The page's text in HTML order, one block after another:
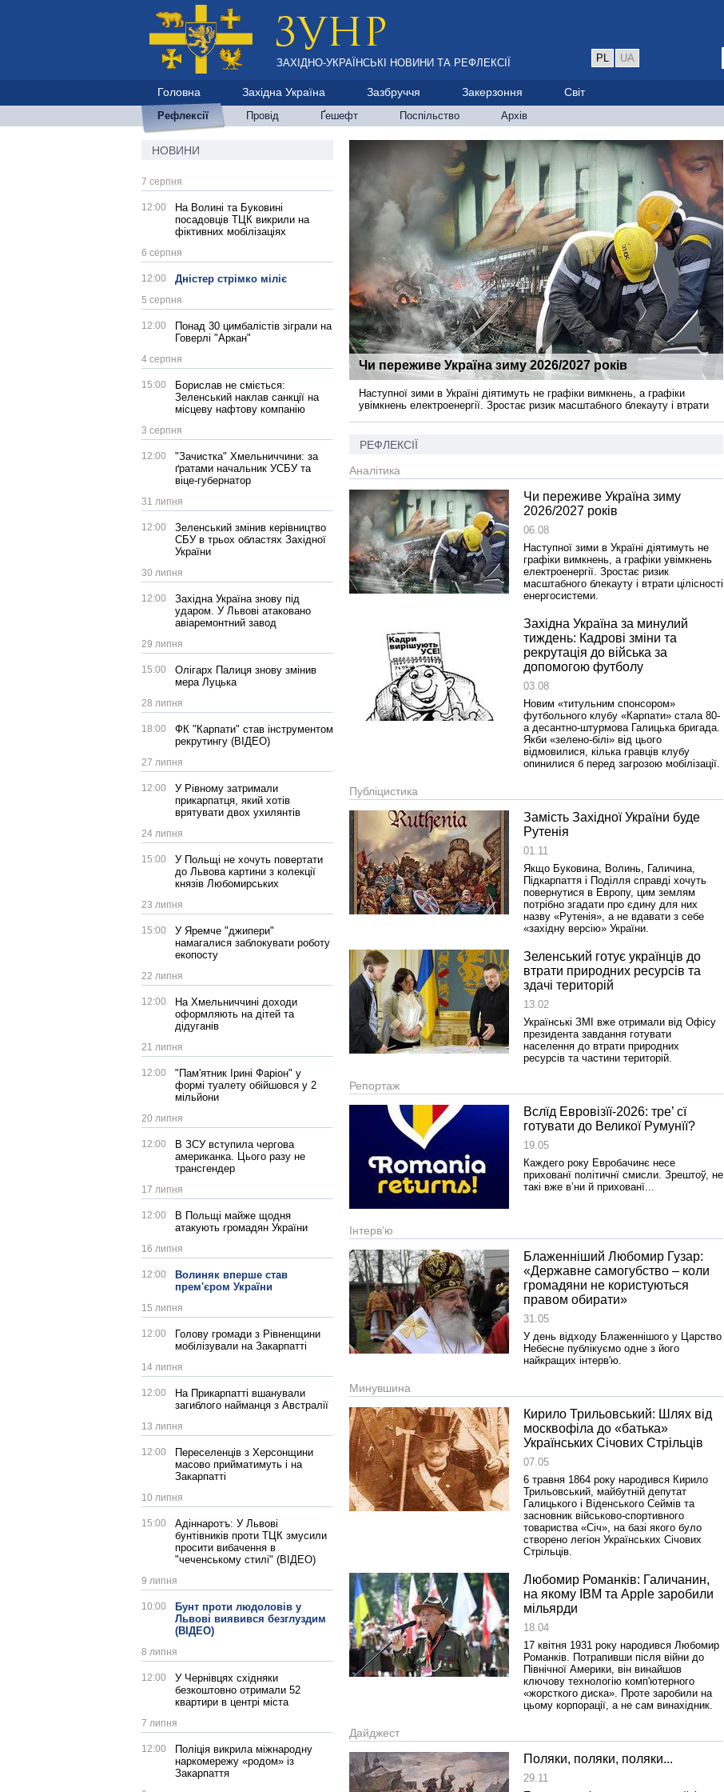
ЗАХІДНО-УКРАЇНСЬКІ НОВИНИ ТА РЕФЛЕКСІЇ PL UA
Головна Західна Україна Зазбруччя Закерзоння Світ
Рефлексії Провід Ґешефт Поспільство Архів
НОВИНИ
7 серпня
12:00
На Волині та Буковині
посадовців ТЦК викрили на
фіктивних мобілізаціях
6 серпня
12:00 Дністер стрімко міліє
5 серпня
12:00
Понад 30 цимбалістів зіграли на
Говерлі "Аркан"
4 серпня
15:00
Борислав не сміється:
Зеленський наклав санкції на
місцеву нафтову компанію
3 серпня
12:00
"Зачистка" Хмельниччини: за
ґратами начальник УСБУ та
віце-губернатор
31 липня
12:00
Зеленський змінив керівництво
СБУ в трьох областях Західної
України
30 липня
12:00
Західна Україна знову під
ударом. У Львові атаковано
авіаремонтний завод
29 липня
15:00
Олігарх Палиця знову змінив
мера Луцька
28 липня
18:00
ФК "Карпати" став інструментом
рекрутингу (ВІДЕО)
27 липня
12:00
У Рівному затримали
прикарпатця, який хотів
врятувати двох ухилянтів
24 липня
15:00
У Польщі не хочуть повертати
до Львова картини з колекції
князів Любомирських
23 липня
15:00
У Яремче "джипери"
намагалися заблокувати роботу
екопосту
22 липня
12:00
На Хмельниччині доходи
оформляють на дітей та
дідуганів
21 липня
12:00
"Пам'ятник Ірині Фаріон" у
формі туалету обійшовся у 2
мільйони
20 липня
12:00
В ЗСУ вступила чергова
американка. Цього разу не
трансгендер
17 липня
12:00
В Польщі майже щодня
атакують громадян України
16 липня
12:00
Волиняк вперше став
прем'єром України
15 липня
12:00
Голову громади з Рівненщини
мобілізували на Закарпатті
14 липня
12:00
На Прикарпатті вшанували
загиблого найманця з Австралії
13 липня
12:00
Переселенців з Херсонщини
масово прийматимуть і на
Закарпатті
10 липня
15:00
Адіннаротъ: У Львові
бунтівників проти ТЦК змусили
просити вибачення в
"чеченському стилі" (ВІДЕО)
9 липня
10:00
Бунт проти людоловів у
Львові виявився безглуздим
(ВІДЕО)
8 липня
12:00
У Чернівцях східняки
безкоштовно отримали 52
квартири в центрі міста
7 липня
12:00
Поліція викрила міжнародну
наркомережу «родом» із
Закарпаття
Чи переживе Україна зиму 2026/2027 років
Наступної зими в Україні діятимуть не графіки вимкнень, а графіки
увімкнень електроенергії. Зростає ризик масштабного блекауту і втрати
РЕФЛЕКСІЇ
Аналітика
Чи переживе Україна зиму
2026/2027 років
06.08
Наступної зими в Україні діятимуть не
графіки вимкнень, а графіки увімкнень
електроенергії. Зростає ризик
масштабного блекауту і втрати цілісності
енергосистеми.
Західна Україна за минулий
тиждень: Кадрові зміни та
рекрутація до війська за
допомогою футболу
03.08
Новим «титульним спонсором»
футбольного клубу «Карпати» стала 80-
а десантно-штурмова Галицька бригада.
Якби «зелено-білі» від цього
відмовилися, кілька гравців клубу
опинилися б перед загрозою мобілізації.
Публіцистика
Замість Західної України буде
Рутенія
01.11
Якщо Буковина, Волинь, Галичина,
Підкарпаття і Поділля справді хочуть
повернутися в Европу, цим землям
потрібно згадати про єдину для них
назву «Рутенія», а не вдавати з себе
«західну версію» України.
Зеленський готує українців до
втрати природних ресурсів та
здачі територій
13.02
Українські ЗМІ вже отримали від Офісу
президента завдання готувати
населення до втрати природних
ресурсів та частини територій.
Репортаж
Вслїд Евровізїї-2026: тре’ сї
готувати до Великої Румунїї?
19.05
Каждего року Евробачинє несе
прихованї політичнї смисли. Зрештоў, не
такі вже в’ни й прихованї...
Інтерв’ю
Блаженніший Любомир Гузар:
«Державне самогубство – коли
громадяни не користуються
правом обирати»
31.05
У день відходу Блаженнішого у Царство
Небесне публікуємо одне з його
найкращих інтерв'ю.
Минувшина
Кирило Трильовський: Шлях від
москвофіла до «батька»
Українських Січових Стрільців
07.05
6 травня 1864 року народився Кирило
Трильовський, майбутній депутат
Галицького і Віденського Сеймів та
засновник військово-спортивного
товариства «Січ», на базі якого було
створено легіон Українських Січових
Стрільців.
Любомир Романків: Галичанин,
на якому IBM та Apple заробили
мільярди
18.04
17 квітня 1931 року народився Любомир
Романків. Потрапивши після війни до
Північної Америки, він винайшов
ключову технологію комп'ютерного
«жорсткого диска». Проте заробили на
цьому корпорації, а не сам винахідник.
Дайджест
Поляки, поляки, поляки...
29.11
Реконструкція подій 1 листопада
1918 року у Львові
Спільний інформпростір Західної